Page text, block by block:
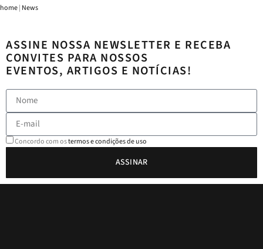
home| News
ASSINE NOSSA NEWSLETTER E RECEBA
CONVITES PARA NOSSOS
EVENTOS, ARTIGOS E NOTÍCIAS!
Concordo com ostermos e condições de uso
ASSINAR